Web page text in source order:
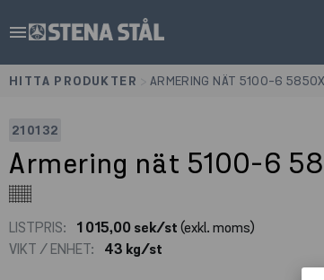
menu
HITTA PRODUKTER ARMERING NÄT 5100-6
210132
Armering nät 5100-6
LISTPRIS: 1 015,00 sek/st(exkl. moms)
VIKT / ENHET:
43 kg/st